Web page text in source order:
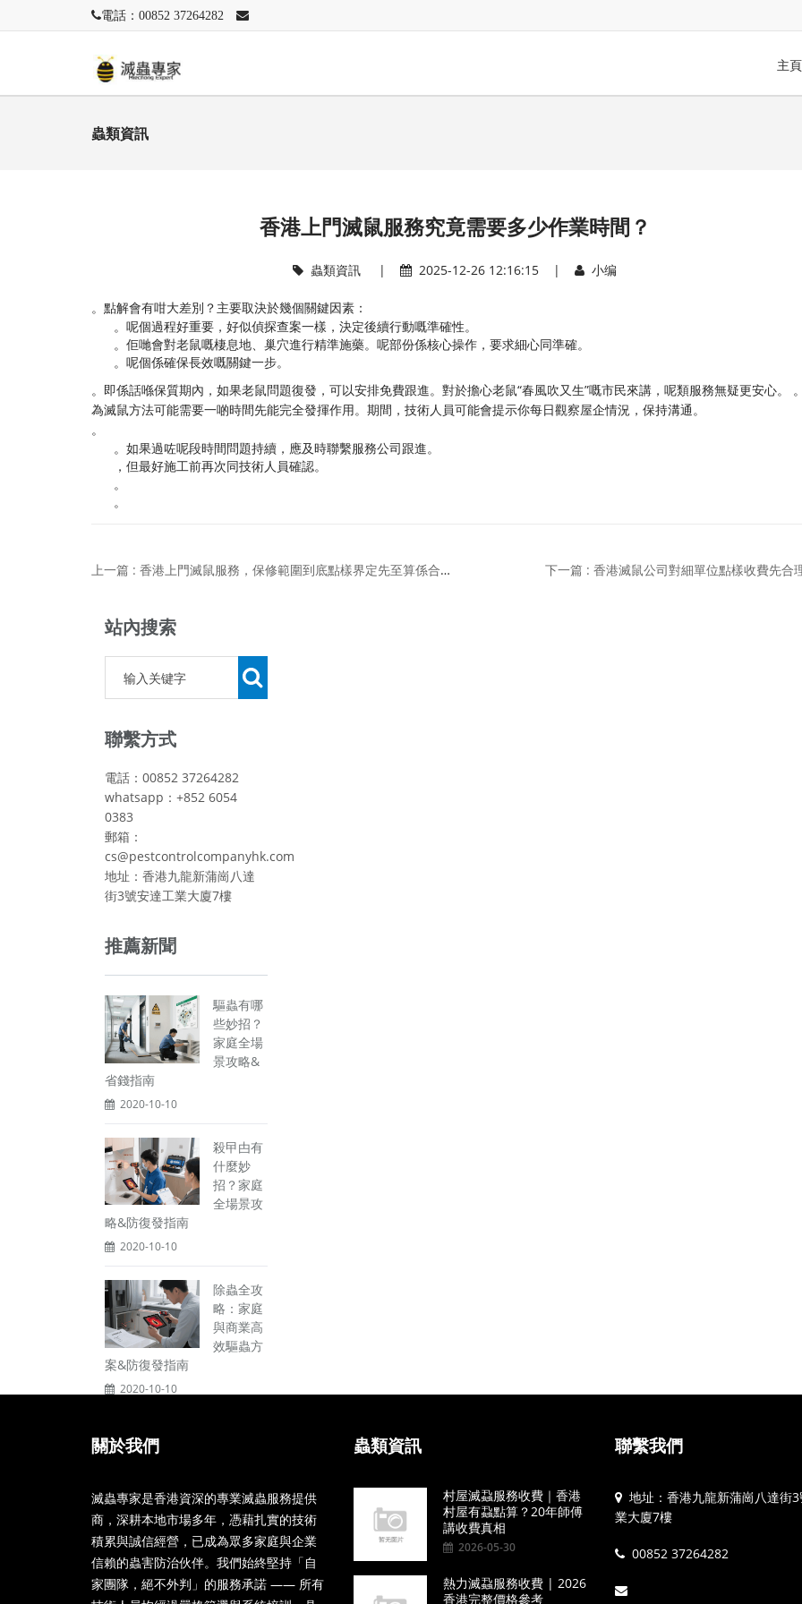
電話：00852 37264282
主頁
蟲類資訊
香港上門滅鼠服務究竟需要多少作業時間？
蟲類資訊 | 2025-12-26 12:16:15 | 小编
。點解會有咁大差別？主要取決於幾個關鍵因素：
。呢個過程好重要，好似偵探查案一樣，決定後續行動嘅準確性。
。佢哋會對老鼠嘅棲息地、巢穴進行精準施藥。呢部份係核心操作，要求細心同準確。
。呢個係確保長效嘅關鍵一步。
。即係話喺保質期內，如果老鼠問題復發，可以安排免費跟進。對於擔心老鼠“春風吹又生”嘅市民來講，呢類服務無疑更安心。
為滅鼠方法可能需要一啲時間先能完全發揮作用。期間，技術人員可能會提示你每日觀察屋企情況，保持溝通。
。
。如果過咗呢段時間問題持續，應及時聯繫服務公司跟進。
，但最好施工前再次同技術人員確認。
。
。
上一篇 : 香港上門滅鼠服務，保修範圍到底點樣界定先至算係合理？ 下一篇 : 香港滅鼠公司對細單位點樣收費先合
站內搜索
聯繫方式
電話：00852 37264282
whatsapp：+852 6054
0383
郵箱：
cs@pestcontrolcompanyhk.com
地址：香港九龍新蒲崗八達
街3號安達工業大廈7樓
推薦新聞
驅蟲有哪
些妙招？
家庭全場
景攻略&
省錢指南
2020-10-10
殺曱甴有
什麼妙
招？家庭
全場景攻
略&防復發指南
2020-10-10
除蟲全攻
略：家庭
與商業高
效驅蟲方
案&防復發指南
2020-10-10
關於我們
滅蟲專家是香港資深的專業滅蟲服務提供
商，深耕本地市場多年，憑藉扎實的技術
積累與誠信經營，已成為眾多家庭與企業
信賴的蟲害防治伙伴。我們始終堅持「自
家團隊，絕不外判」的服務承諾 —— 所有
蟲類資訊
村屋滅蝨服務收費｜香港
村屋有蝨點算？20年師傅
講收費真相
2026-05-30
熱力滅蝨服務收費 | 2026
香港完整價格參考
聯繫我們
地址：香港九龍新蒲崗八達街
業大廈7樓
00852 37264282